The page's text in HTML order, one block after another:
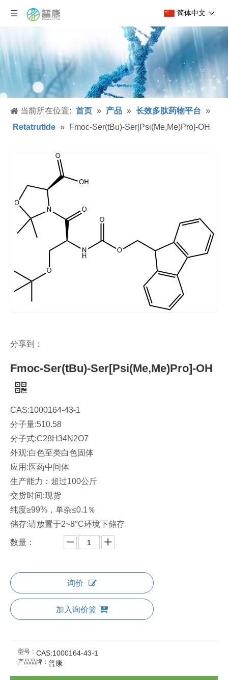
简体中文
当前所在位置: 首页 » 产品 » 长效多肽药物平台 »
Retatrutide » Fmoc-Ser(tBu)-Ser[Psi(Me,Me)Pro]-OH
分享到：
Fmoc-Ser(tBu)-Ser[Psi(Me,Me)Pro]-OH
CAS:1000164-43-1
分子量:510.58
分子式:C28H34N2O7
外观:白色至类白色固体
应用:医药中间体
生产能力：超过100公斤
交货时间:现货
纯度≥99%，单杂≤0.1％
储存:请放置于2~8°C环境下储存
数量：
询价
加入询价篮
型号： CAS:1000164-43-1
产品品牌： 普康